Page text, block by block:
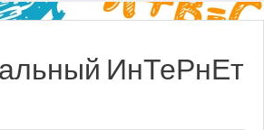
ИнТеРнЕт